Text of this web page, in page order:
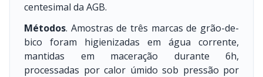
centesimal da AGB.
Métodos. Amostras de três marcas de grão-de-
bico foram higienizadas em água corrente,
mantidas em maceração durante 6h,
processadas por calor úmido sob pressão por